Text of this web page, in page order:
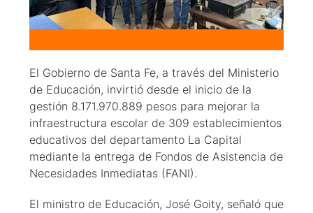
El Gobierno de Santa Fe, a través del Ministerio
de Educación, invirtió desde el inicio de la
gestión 8.171.970.889 pesos para mejorar la
infraestructura escolar de 309 establecimientos
educativos del departamento La Capital
mediante la entrega de Fondos de Asistencia de
Necesidades Inmediatas (FANI).
El ministro de Educación, José Goity, señaló que